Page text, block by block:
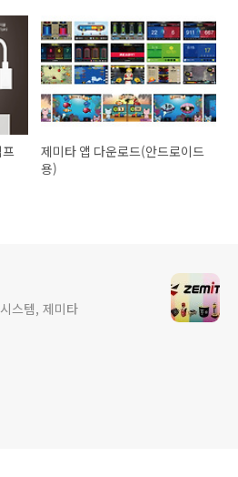
제미타 앱 다운로드(안드로이드
용)
스템, 제미타